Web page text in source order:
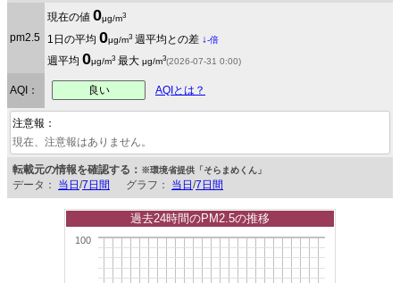
pm2.5
現在の値 0μg/m3
1日の平均 0μg/m3 週平均との差 ↓-倍
週平均 0μg/m3 最大 μg/m3(2026-07-31 0:00)
AQI： 良い AQIとは？
注意報：
現在、注意報はありません。
転載元の情報を確認する： ※環境省提供「そらまめくん」
データ： 当日 /7日間 グラフ： 当日 /7日間
100
過去24時間のPM2.5の推移